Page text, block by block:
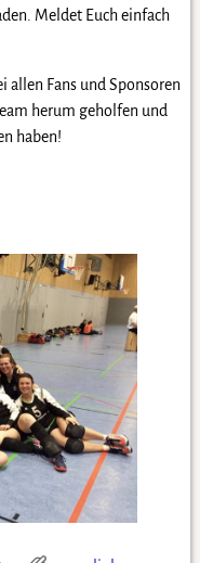
Meldet Euch einfach
allen Fans und Sponsoren
herum geholfen und
haben!